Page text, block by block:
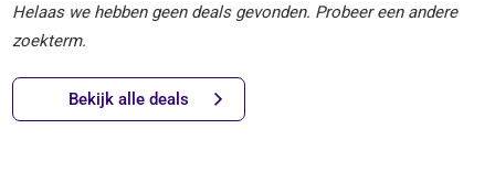
Helaas we hebben geen deals gevonden. Probeer een andere
zoekterm.
Bekijk alle deals